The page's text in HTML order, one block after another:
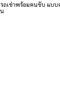
ถเช่าพร้อมคนขับ แบ